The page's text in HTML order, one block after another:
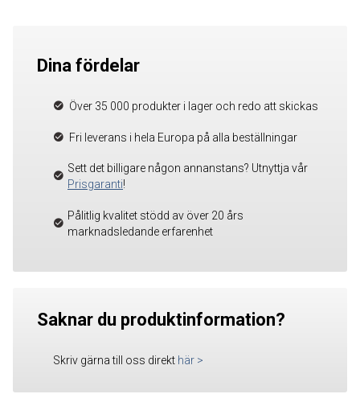
Dina fördelar
Över 35 000 produkter i lager och redo att skickas
Fri leverans i hela Europa på alla beställningar
Sett det billigare någon annanstans? Utnyttja vår
Prisgaranti!
Pålitlig kvalitet stödd av över 20 års
marknadsledande erfarenhet
Saknar du produktinformation?
Skriv gärna till oss direkt här >